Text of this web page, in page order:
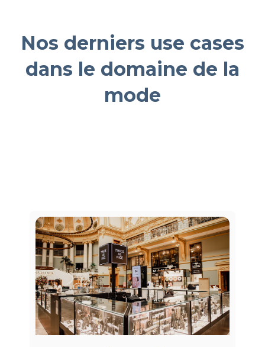
Nos derniers use cases
dans le domaine de la
mode